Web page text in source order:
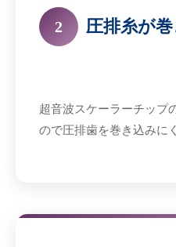
2 圧排糸が
超音波スケーラーチップ
ので圧排歯を巻き込みに